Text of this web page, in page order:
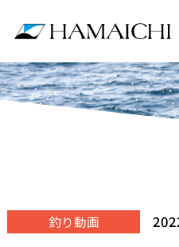
釣り動画